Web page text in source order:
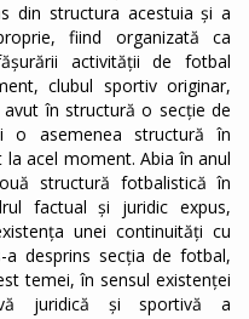
din structura acestuia și a
fiind organizată ca
activității de fotbal
clubul sportiv originar,
în structură o secție de
asemenea structură în
acel moment. Abia în anul
structură fotbalistică în
factual și juridic expus,
unei continuități cu
desprins secția de fotbal,
temei, în sensul existenței
juridică și sportivă a